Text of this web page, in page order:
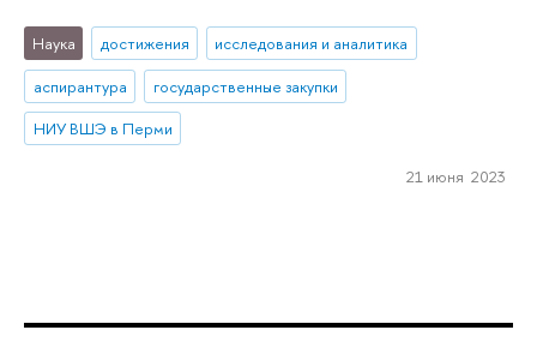
Наука достижения
исследования и аналитика
аспирантура
государственные закупки
НИУ ВШЭ в Перми
21 июня 2023